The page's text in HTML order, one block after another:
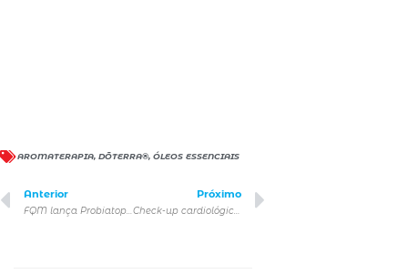
AROMATERAPIA, DŌTERRA®, ÓLEOS ESSENCIAIS
Anterior Próximo